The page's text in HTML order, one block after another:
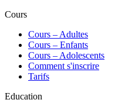
Cours
Сours – Adultes
Cours – Enfants
Cours – Adolescents
Comment s'inscrire
Tarifs
Education